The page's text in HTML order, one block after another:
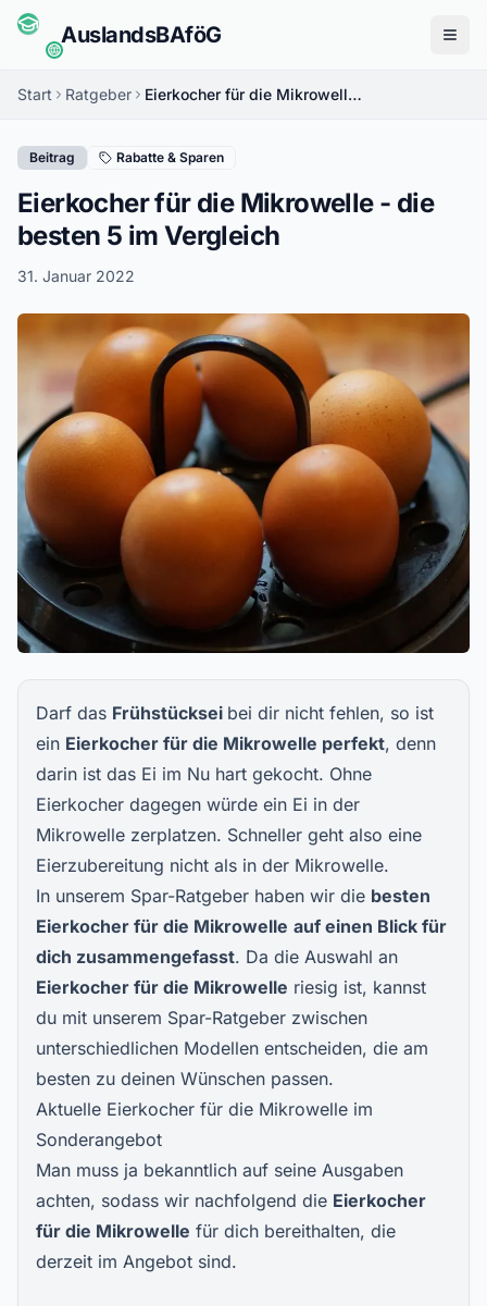
AuslandsBAföG
Start Ratgeber Eierkocher für die Mikrowelle - die besten 5 im Vergleich
Beitrag Rabatte & Sparen
Eierkocher für die Mikrowelle - die
besten 5 im Vergleich
31. Januar 2022
Darf das Frühstücksei bei dir nicht fehlen, so ist
ein Eierkocher für die Mikrowelle perfekt, denn
darin ist das Ei im Nu hart gekocht. Ohne
Eierkocher dagegen würde ein Ei in der
Mikrowelle zerplatzen. Schneller geht also eine
Eierzubereitung nicht als in der Mikrowelle.
In unserem Spar-Ratgeber haben wir die besten
Eierkocher für die Mikrowelle auf einen Blick für
dich zusammengefasst. Da die Auswahl an
Eierkocher für die Mikrowelle riesig ist, kannst
du mit unserem Spar-Ratgeber zwischen
unterschiedlichen Modellen entscheiden, die am
besten zu deinen Wünschen passen.
Aktuelle Eierkocher für die Mikrowelle im
Sonderangebot
Man muss ja bekanntlich auf seine Ausgaben
achten, sodass wir nachfolgend die Eierkocher
für die Mikrowelle für dich bereithalten, die
derzeit im Angebot sind.